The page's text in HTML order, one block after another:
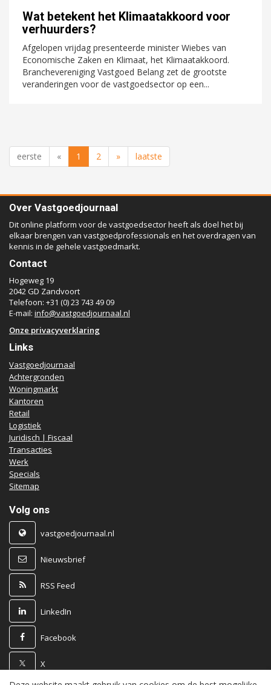
Wat betekent het Klimaatakkoord voor
verhuurders?
Afgelopen vrijdag presenteerde minister Wiebes van
Economische Zaken en Klimaat, het Klimaatakkoord.
Branchevereniging Vastgoed Belang zet de grootste
veranderingen voor de vastgoedsector op een...
eerste « 1 2 » laatste
Over Vastgoedjournaal
Dit online platform voor de vastgoedsector heeft als doel het bij
elkaar brengen van vastgoedprofessionals en het overdragen van
kennis in de gehele vastgoedmarkt.
Contact
Hogeweg 19
2042 GD Zandvoort
Telefoon: +31 (0) 23 743 49 09
E-mail: info@vastgoedjournaal.nl
Onze privacyverklaring
Links
Vastgoedjournaal
Achtergronden
Woningmarkt
Kantoren
Retail
Logistiek
Juridisch | Fiscaal
Transacties
Werk
Specials
Sitemap
Volg ons
vastgoedjournaal.nl
Nieuwsbrief
RSS Feed
LinkedIn
Facebook
X